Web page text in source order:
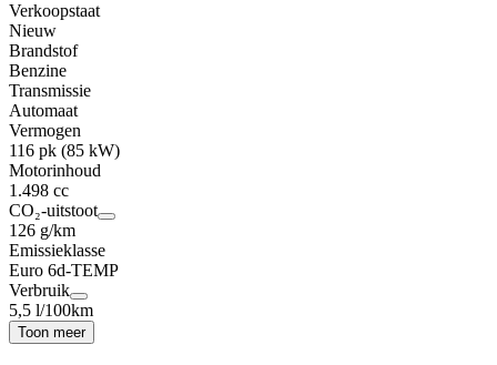
Verkoopstaat
Nieuw
Brandstof
Benzine
Transmissie
Automaat
Vermogen
116 pk (85 kW)
Motorinhoud
1.498 cc
CO₂-uitstoot
126 g/km
Emissieklasse
Euro 6d-TEMP
Verbruik
5,5 l/100km
Toon meer